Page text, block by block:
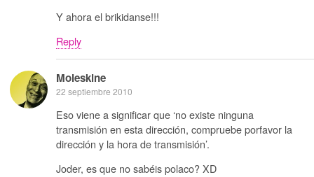
Y ahora el brikidanse!!!
Reply
Moleskine
22 septiembre 2010
Eso viene a significar que ‘no existe ninguna
transmisión en esta dirección, compruebe porfavor la
dirección y la hora de transmisión’.
Joder, es que no sabéis polaco? XD